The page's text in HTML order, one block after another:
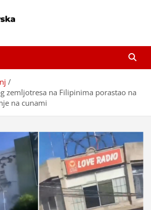
sehara
zemljotresa na Filipinima porastao na
na cunami